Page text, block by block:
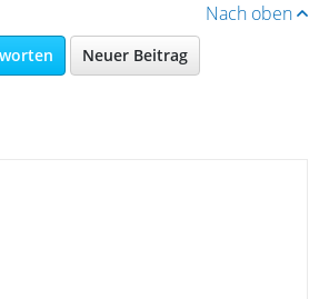
Nach oben
Neuer Beitrag